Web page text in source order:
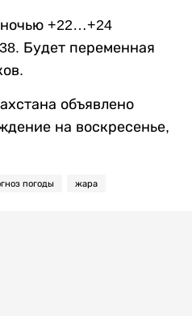
ночью +22…+24
Будет переменная
объявлено
на воскресенье,
погоды жара